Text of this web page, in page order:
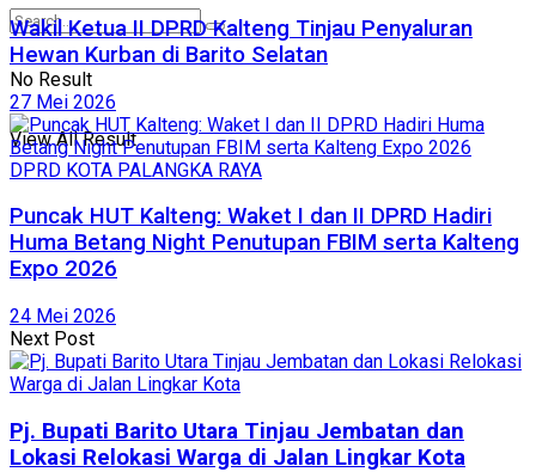
No Result
View All Result
Wakil Ketua II DPRD Kalteng Tinjau Penyaluran
Hewan Kurban di Barito Selatan
27 Mei 2026
DPRD KOTA PALANGKA RAYA
Puncak HUT Kalteng: Waket I dan II DPRD Hadiri
Huma Betang Night Penutupan FBIM serta Kalteng
Expo 2026
24 Mei 2026
Next Post
Pj. Bupati Barito Utara Tinjau Jembatan dan
Lokasi Relokasi Warga di Jalan Lingkar Kota